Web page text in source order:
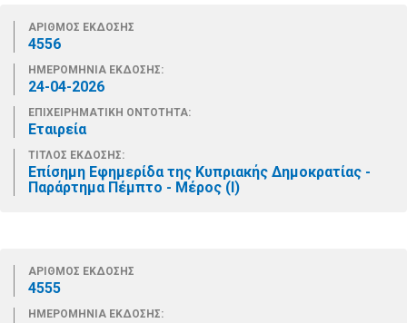
ΑΡΙΘΜΟΣ ΕΚΔΟΣΗΣ
4556
ΗΜΕΡΟΜΗΝΙΑ ΕΚΔΟΣΗΣ:
24-04-2026
ΕΠΙΧΕΙΡΗΜΑΤΙΚΗ ΟΝΤΟΤΗΤΑ:
Εταιρεία
ΤΙΤΛΟΣ ΕΚΔΟΣΗΣ:
Επίσημη Εφημερίδα της Κυπριακής Δημοκρατίας -
Παράρτημα Πέμπτο - Μέρος (Ι)
ΑΡΙΘΜΟΣ ΕΚΔΟΣΗΣ
4555
ΗΜΕΡΟΜΗΝΙΑ ΕΚΔΟΣΗΣ: